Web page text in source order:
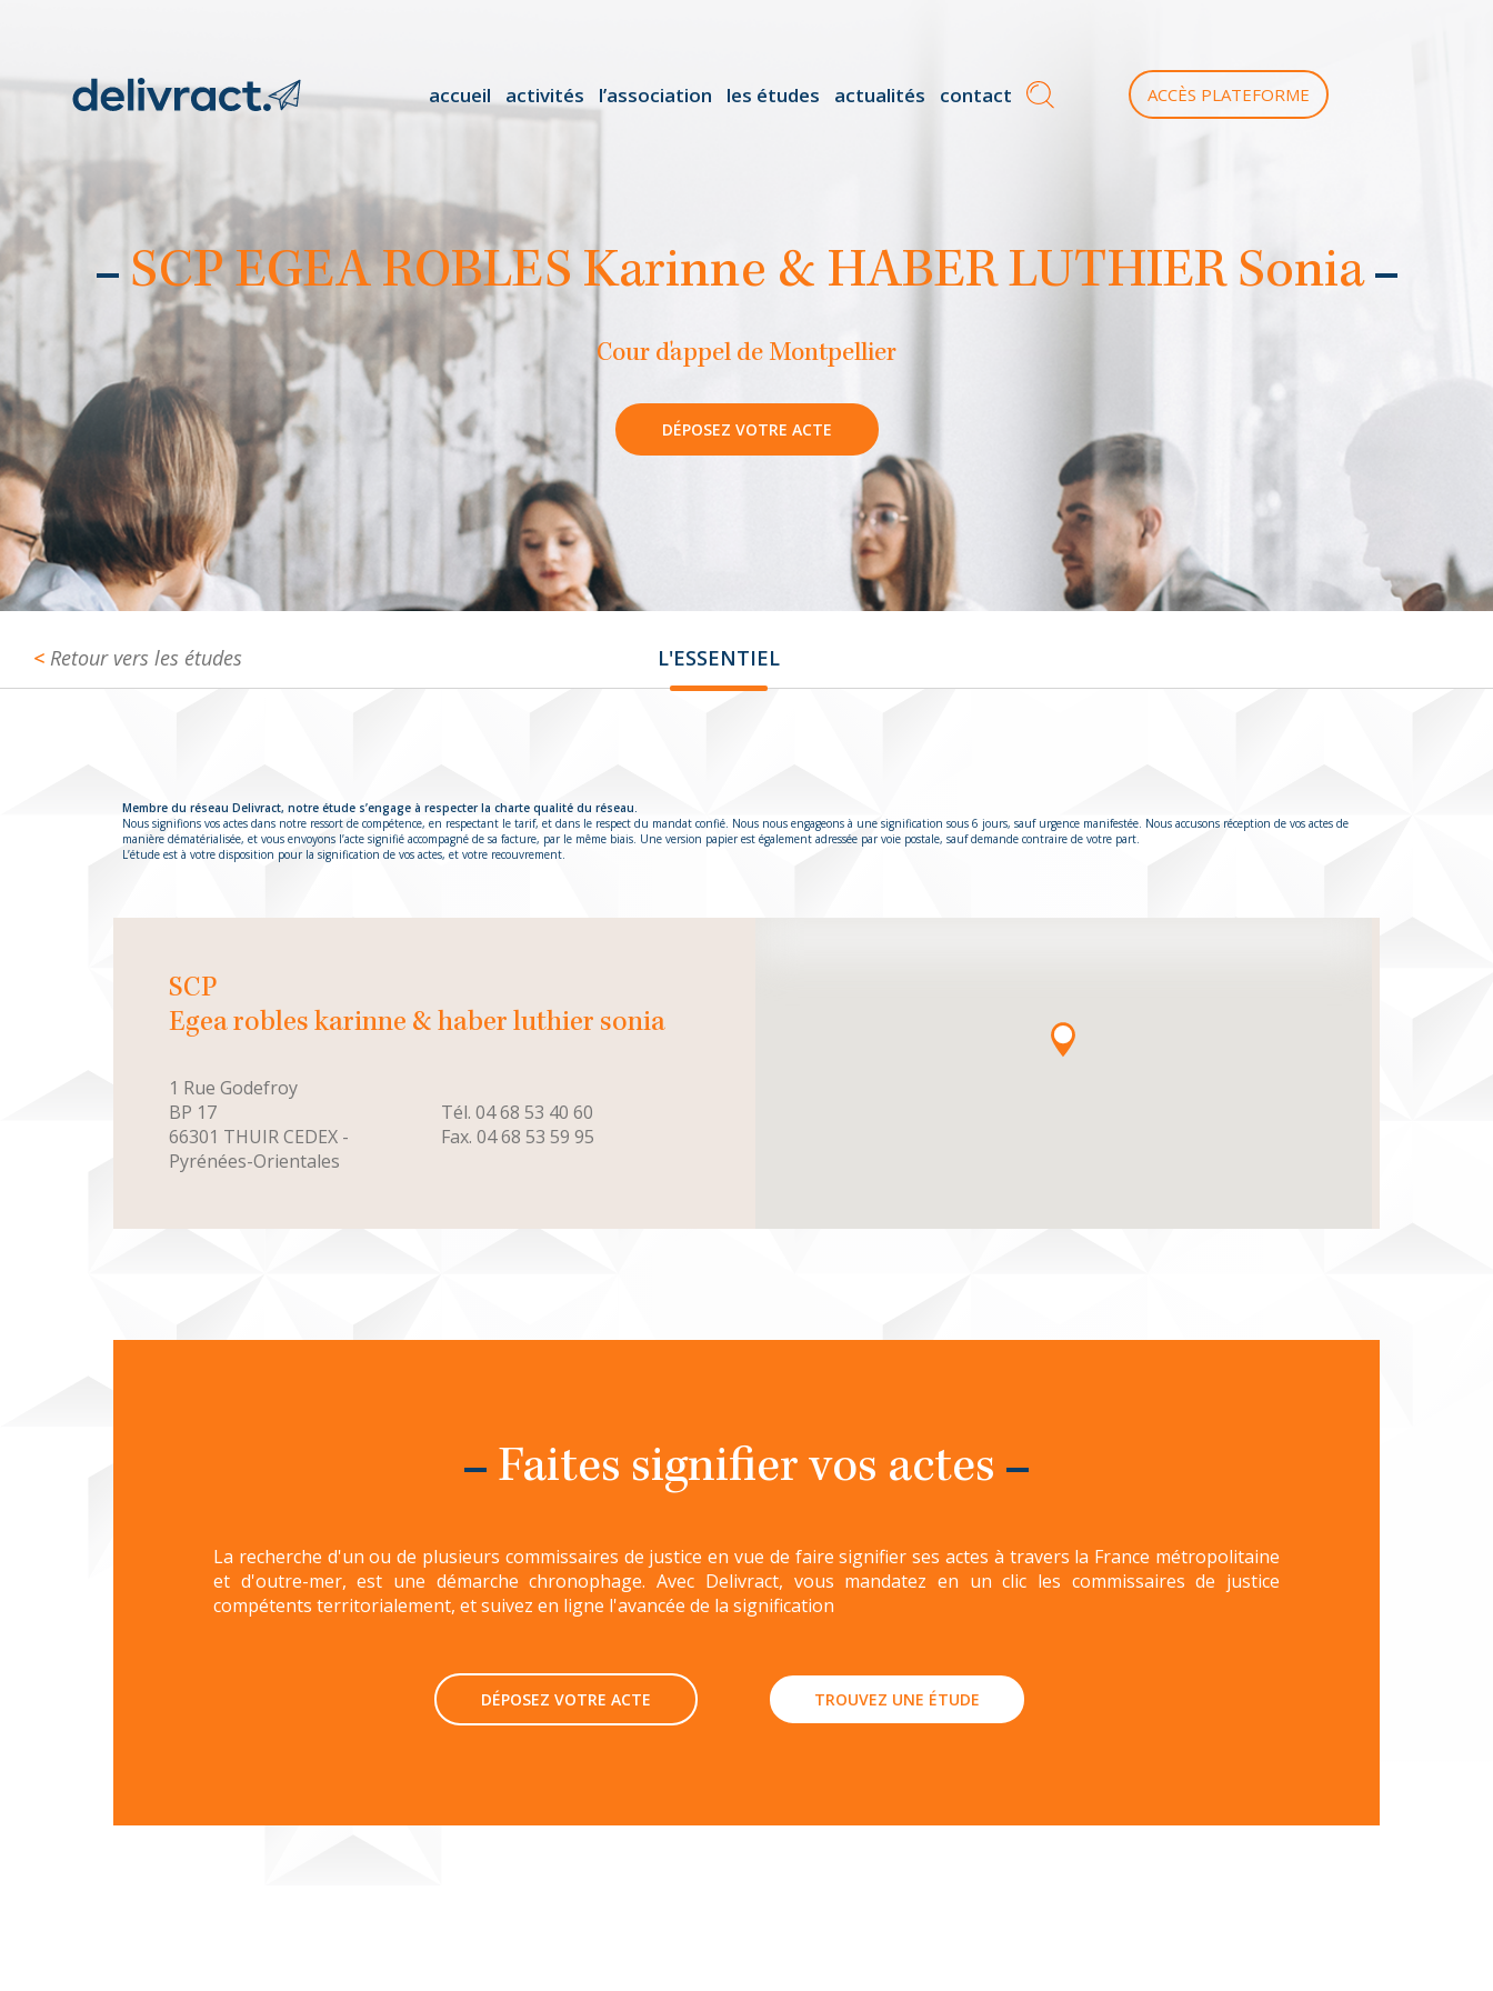
accueil activités l’association les études actualités contact ACCÈS PLATEFORME
SCP EGEA ROBLES Karinne & HABER LUTHIER Sonia
Cour d'appel de Montpellier
DÉPOSEZ VOTRE ACTE
Retour vers les études L'ESSENTIEL
Membre du réseau Delivract, notre étude s’engage à respecter la charte qualité du réseau.
Nous signifions vos actes dans notre ressort de compétence, en respectant le tarif, et dans le respect du mandat confié. Nous nous engageons à une signification sous 6 jours, sauf urgence manifestée. Nous accusons réception de vos actes de
manière dématérialisée, et vous envoyons l’acte signifié accompagné de sa facture, par le même biais. Une version papier est également adressée par voie postale, sauf demande contraire de votre part.
L’étude est à votre disposition pour la signification de vos actes, et votre recouvrement.
SCP
egea robles karinne & haber luthier sonia
1 Rue Godefroy
BP 17
66301 THUIR CEDEX -
Pyrénées-Orientales
Tél. 04 68 53 40 60
Fax. 04 68 53 59 95
Faites signifier vos actes
La recherche d'un ou de plusieurs commissaires de justice en vue de faire signifier ses actes à travers la France métropolitaine
et d'outre-mer, est une démarche chronophage. Avec Delivract, vous mandatez en un clic les commissaires de justice
compétents territorialement, et suivez en ligne l'avancée de la signification
DÉPOSEZ VOTRE ACTE TROUVEZ UNE ÉTUDE